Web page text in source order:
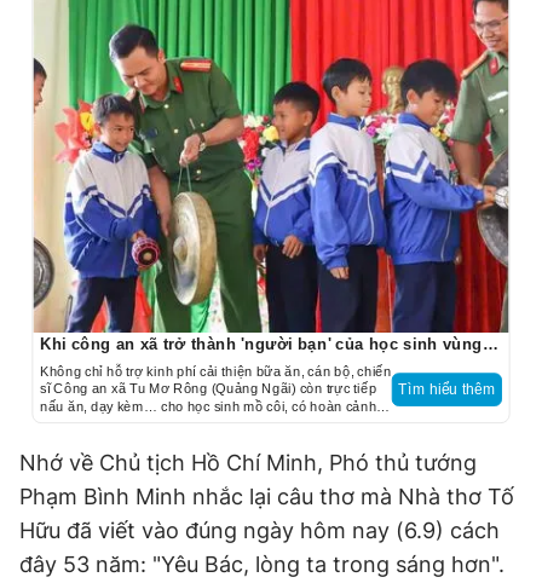
Khi công an xã trở thành 'người bạn' của học sinh vùng cao
Không chỉ hỗ trợ kinh phí cải thiện bữa ăn, cán bộ, chiến
sĩ Công an xã Tu Mơ Rông (Quảng Ngãi) còn trực tiếp
nấu ăn, dạy kèm… cho học sinh mồ côi, có hoàn cảnh
khó khăn, tạo điểm tựa để các em đến trường.
Tìm hiểu thêm
Nhớ về Chủ tịch Hồ Chí Minh, Phó thủ tướng
Phạm Bình Minh nhắc lại câu thơ mà Nhà thơ Tố
Hữu đã viết vào đúng ngày hôm nay (6.9) cách
đây 53 năm: "Yêu Bác, lòng ta trong sáng hơn".